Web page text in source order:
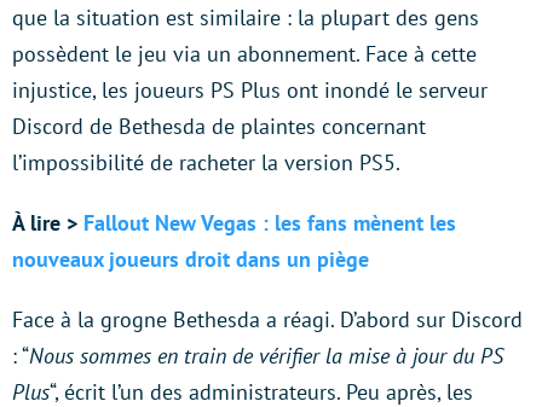
que la situation est similaire : la plupart des gens
possèdent le jeu via un abonnement. Face à cette
injustice, les joueurs PS Plus ont inondé le serveur
Discord de Bethesda de plaintes concernant
l’impossibilité de racheter la version PS5.
À lire > Fallout New Vegas : les fans mènent les
nouveaux joueurs droit dans un piège
Face à la grogne Bethesda a réagi. D’abord sur Discord
: “Nous sommes en train de vérifier la mise à jour du PS
Plus“, écrit l’un des administrateurs. Peu après, les